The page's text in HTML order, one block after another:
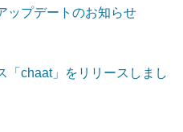
ップデートのお知らせ
「chaat」をリリースしまし